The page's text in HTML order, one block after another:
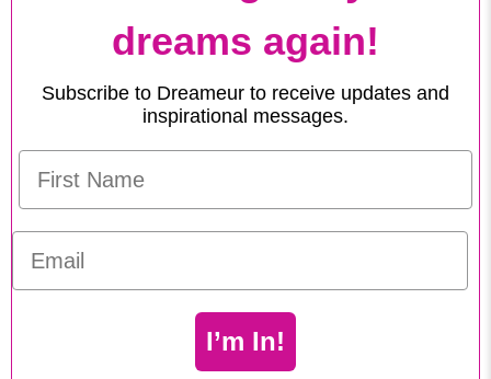
dreams again!
Subscribe to Dreameur to receive updates and
inspirational messages.
Email
I’m In!